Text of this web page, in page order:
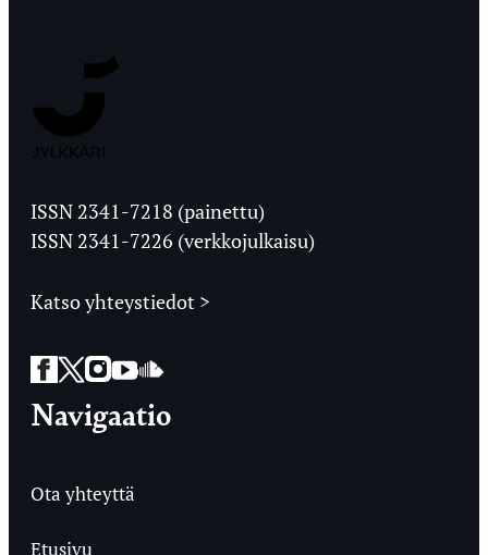
Ylioppilaslehti
ISSN 2341-7218 (painettu)
ISSN 2341-7226 (verkkojulkaisu)
Katso yhteystiedot >
Facebook
Twitter
Instagram
YouTube
SoundCloud
Navigaatio
Ota yhteyttä
Etusivu